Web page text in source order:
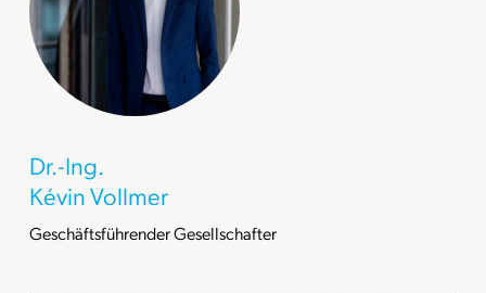
Dr.-Ing.
Kévin Vollmer
Geschäftsführender Gesellschafter